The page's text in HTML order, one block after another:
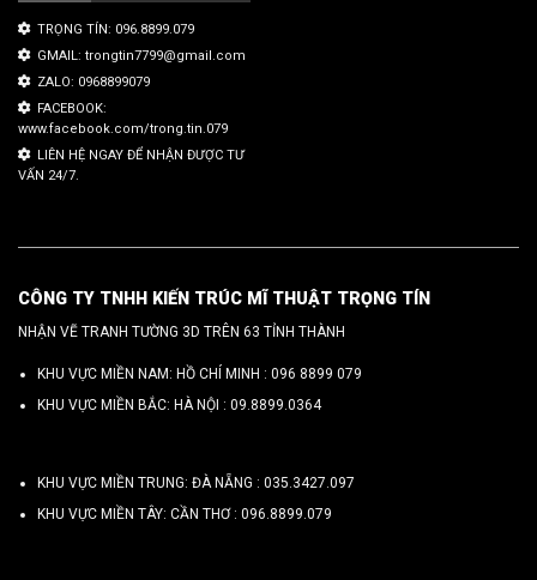
TRỌNG TÍN: 096.8899.079
GMAIL: trongtin7799@gmail.com
ZALO: 0968899079
FACEBOOK:
www.facebook.com/trong.tin.079
LIÊN HỆ NGAY ĐỂ NHẬN ĐƯỢC TƯ
VẤN 24/7.
CÔNG TY TNHH KIẾN TRÚC MĨ THUẬT TRỌNG TÍN
NHẬN VẼ TRANH TƯỜNG 3D TRÊN 63 TỈNH THÀNH
KHU VỰC MIỀN NAM: HỒ CHÍ MINH : 096 8899 079
KHU VỰC MIỀN BẮC: HÀ NỘI : 09.8899.0364
KHU VỰC MIỀN TRUNG: ĐÀ NẴNG : 035.3427.097
KHU VỰC MIỀN TÂY: CẦN THƠ : 096.8899.079